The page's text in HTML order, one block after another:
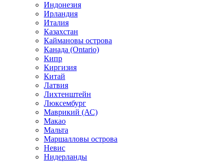
Индонезия
Ирландия
Италия
Казахстан
Каймановы острова
Канада (Ontario)
Кипр
Киргизия
Китай
Латвия
Лихтенштейн
Люксембург
Маврикий (АС)
Макао
Мальта
Маршалловы острова
Нeвис
Нидерланды